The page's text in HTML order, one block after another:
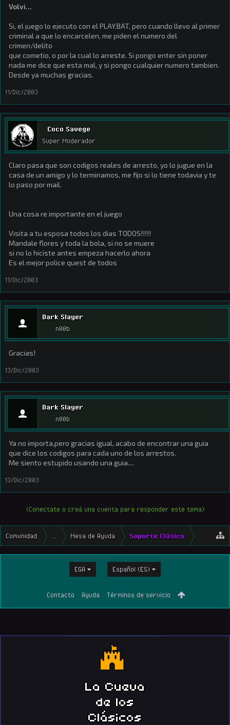
Volvi...
Si, el juego lo ejecuto con el PLAY.BAT, pero cuando llevo al primer
criminal a que lo encarcelen, me piden el numero del
crimen/delito
que cometio, o por la cual lo arreste. Si pongo enter sin poner
nada me dice que esta mal, y si pongo cualquier numero tambien.
Desde ya muchas gracias.
11/Dic/2003
Coco Savege
Super Moderador
Claro pasa que son codigos reales de arresto, yo lo jugue en la
casa de un amigo y lo terminamos, me fijo si lo tiene todavia y te
lo paso por mail.
Una cosa re importante en el juego
Visita a tu esposa todos los dias TODOS!!!!!
Mandale flores y toda la bola, si no se muere
si no lo hiciste antes empeza hacerlo ahora
Es el mejor police quest de todos
11/Dic/2003
Dark Slayer
n00b
Gracias!
13/Dic/2003
Dark Slayer
n00b
Ya no importa,pero gracias igual, acabo de encontrar una guia
que dice los codigos para cada uno de los arrestos.
Me siento estupido usando una guia....
13/Dic/2003
(Conectate o creá una cuenta para responder este tema)
Comunidad Mesa de Ayuda Soporte Clásico
EGA Español (ES)
Contacto Ayuda Términos de servicio
La Cueva
de los
Clásicos